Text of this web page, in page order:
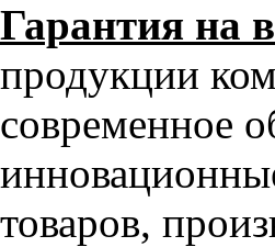
Гарантия на
продукции
современное
товаров,